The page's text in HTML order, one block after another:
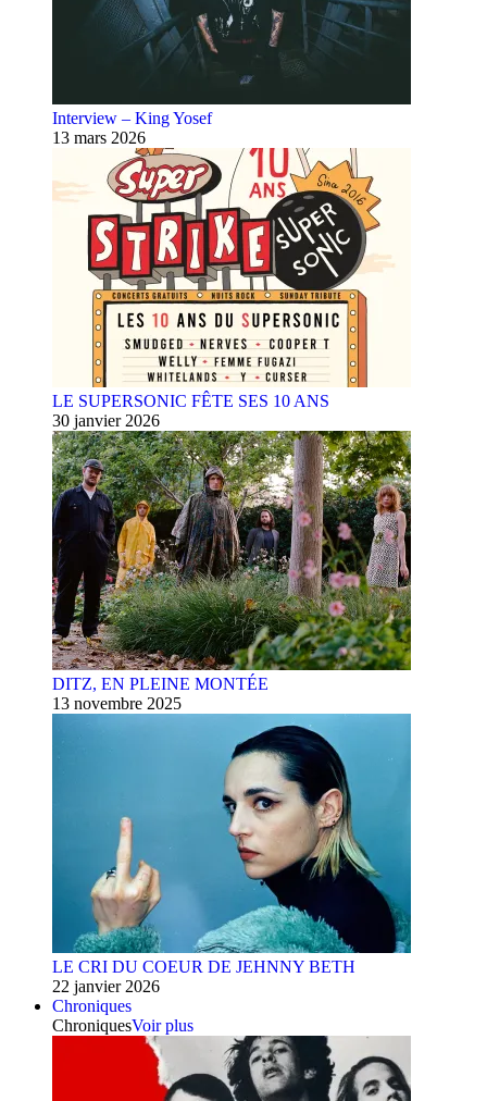
Interview – King Yosef
13 mars 2026
LE SUPERSONIC FÊTE SES 10 ANS
30 janvier 2026
DITZ, EN PLEINE MONTÉE
13 novembre 2025
LE CRI DU COEUR DE JEHNNY BETH
22 janvier 2026
Chroniques
ChroniquesVoir plus